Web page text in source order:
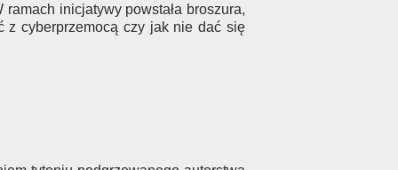
inicjatywy powstała broszura,
z cyberprzemocą czy jak nie dać się